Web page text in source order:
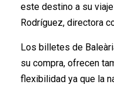
este destino a su
Rodríguez, directora
Los billetes de
su compra, ofrecen
flexibilidad ya que la